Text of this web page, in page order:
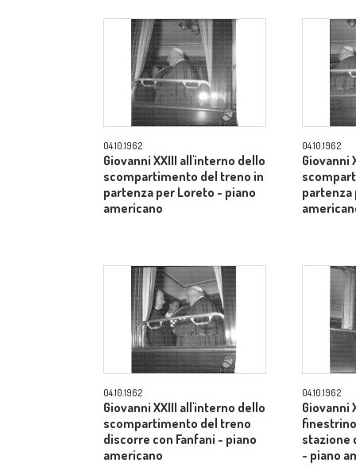
04.10.1962
Giovanni XXIII all'interno dello
scompartimento del treno in
partenza per Loreto - piano
americano
04.10.1962
Giovanni
partenza
04.10.1962
Giovanni XXIII all'interno dello
scompartimento del treno
discorre con Fanfani - piano
americano
04.10.1962
Giovanni
stazione
- piano